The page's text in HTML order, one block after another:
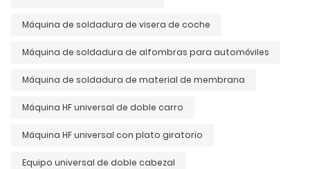
Máquina de soldadura de visera de coche
Máquina de soldadura de alfombras para automóviles
Máquina de soldadura de material de membrana
Máquina HF universal de doble carro
Máquina HF universal con plato giratorio
Equipo universal de doble cabezal